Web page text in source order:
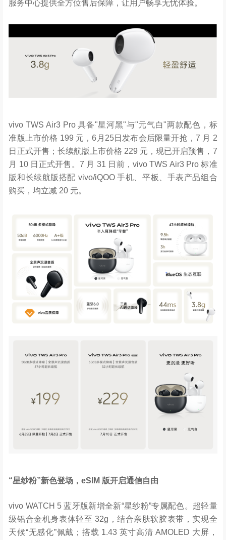
服务中心提供全方位售后保障，让用户畅享无忧体验。
vivo TWS Air3 Pro 具备"星河黑"与"元气白"两款配色，标
准版上市价格 199 元，6月25日发布会后限量开抢，7 月 2
日正式开售；长续航版上市价格 229 元，现已开启预售，7
月 10 日正式开售。7 月 31 日前，vivo TWS Air3 Pro 标准
版和长续航版搭配 vivo/iQOO 手机、平板、手表产品组合
购买，均立减 20 元。
“星纱粉”新色登场，eSIM 版开启通信自由
vivo WATCH 5 蓝牙版新增全新“星纱粉”专属配色。超轻量
级铝合金机身表体轻至 32g，结合亲肤软胶表带，实现全
天候“无感化”佩戴；搭载 1.43 英寸高清 AMOLED 大屏，